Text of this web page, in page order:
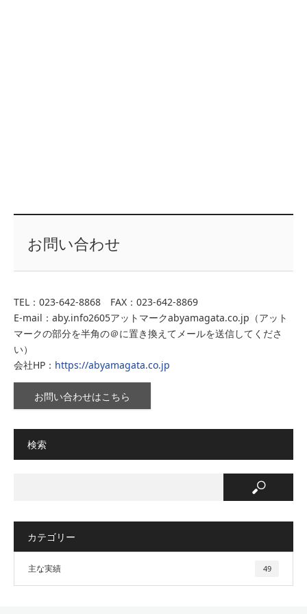
お問い合わせ
TEL：023-642-8868 FAX：023-642-8869
E-mail：aby.info2605アットマークabyamagata.co.jp（アット
マークの部分を半角の＠に置き換えてメールを送信してくださ
い）
会社HP： https://abyamagata.co.jp
お問い合わせはこちら
検索
カテゴリー
主な実績 49